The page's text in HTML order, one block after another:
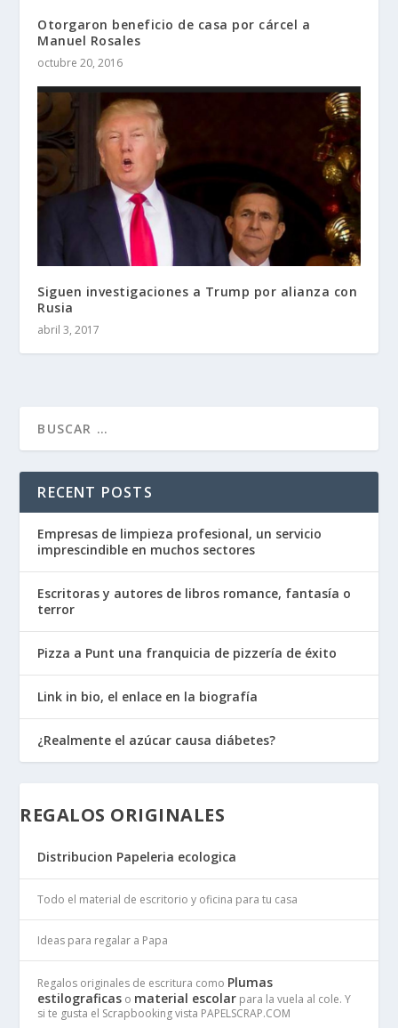
Otorgaron beneficio de casa por cárcel a
Manuel Rosales
octubre 20, 2016
Siguen investigaciones a Trump por alianza con
Rusia
abril 3, 2017
RECENT POSTS
Empresas de limpieza profesional, un servicio
imprescindible en muchos sectores
Escritoras y autores de libros romance, fantasía o
terror
Pizza a Punt una franquicia de pizzería de éxito
Link in bio, el enlace en la biografía
¿Realmente el azúcar causa diábetes?
REGALOS ORIGINALES
Distribucion Papeleria ecologica
Todo el material de escritorio y oficina para tu casa
Ideas para regalar a Papa
Regalos originales de escritura como Plumas
estilograficas o material escolar para la vuela al cole. Y
si te gusta el Scrapbooking vista PAPELSCRAP.COM